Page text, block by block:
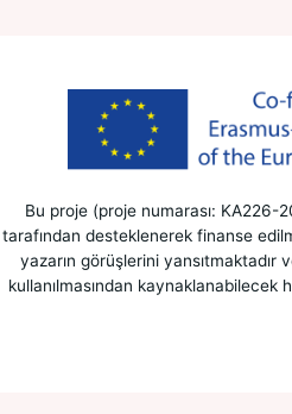
Bu proje (proje numarası: KA226-
tarafından desteklenerek finanse
yazarın görüşlerini yansıtmaktadır
kullanılmasından